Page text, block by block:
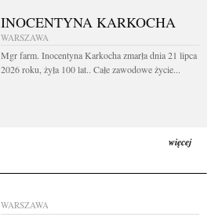
INOCENTYNA KARKOCHA
WARSZAWA
Mgr farm. Inocentyna Karkocha zmarła dnia 21 lipca
2026 roku, żyła 100 lat.. Całe zawodowe życie...
więcej
WARSZAWA